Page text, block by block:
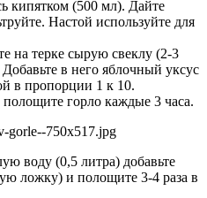
кипятком (500 мл). Дайте
Настой используйте для
на терке сырую свеклу (2-3
в него яблочный уксус
в пропорции 1 к 10.
горло каждые 3 часа.
воду (0,5 литра) добавьте
ложку) и полощите 3-4 раза в